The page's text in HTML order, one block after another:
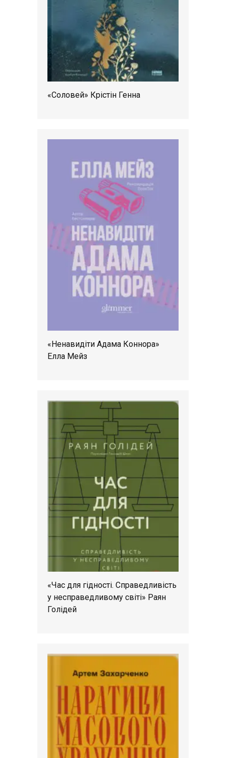
«Соловей» Крістін Генна
«Ненавидіти Адама Коннора»
Елла Мейз
«Час для гідності. Справедливість
у несправедливому світі» Раян
Голідей